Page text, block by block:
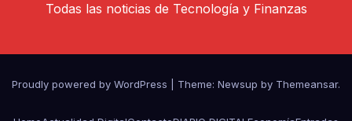
Todas las noticias de Tecnología y Finanzas
Proudly powered by WordPress Theme: Newsup by Themeansar.